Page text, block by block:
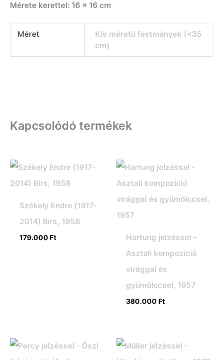
Mérete kerettel: 16 x 16 cm
Méret
Kis méretű festmények (<35
cm)
Kapcsolódó termékek
Székely Endre (1917-
2014) Birs, 1958
179.000 Ft
Hartung jelzéssel –
Asztali kompozíció
virággal és
gyümölccsel, 1957
380.000 Ft